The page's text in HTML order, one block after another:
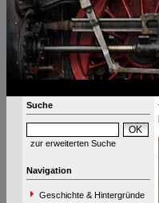
Suche
zur erweiterten Suche
Navigation
Geschichte & Hintergründe